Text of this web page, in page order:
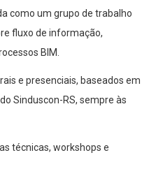
como um grupo de trabalho
fluxo de informação,
BIM.
e presenciais, baseados em
Sinduscon-RS, sempre às
técnicas, workshops e